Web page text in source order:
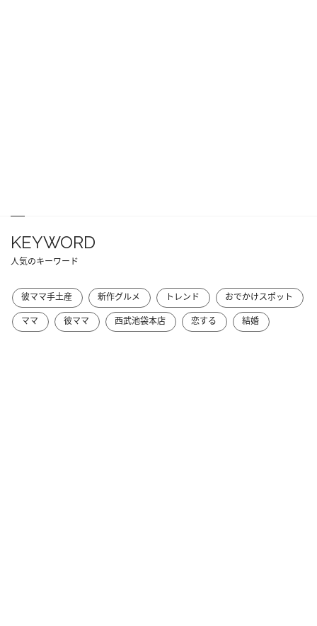
KEYWORD
人気のキーワード
彼ママ手土産 新作グルメ トレンド
おでかけスポット
ママ
彼ママ 西武池袋本店 恋する 結婚